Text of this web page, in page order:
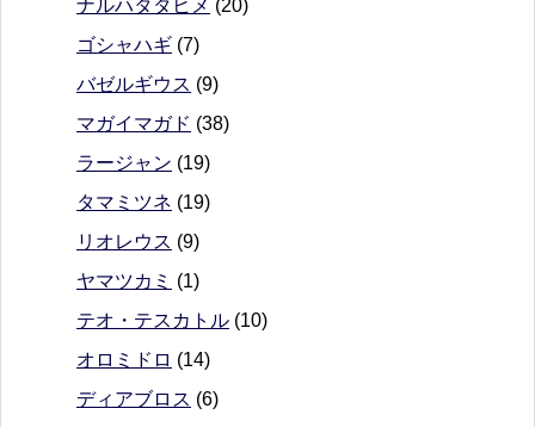
ナルハタタヒメ (20)
ゴシャハギ (7)
バゼルギウス (9)
マガイマガド (38)
ラージャン (19)
タマミツネ (19)
リオレウス (9)
ヤマツカミ (1)
テオ・テスカトル (10)
オロミドロ (14)
ディアブロス (6)